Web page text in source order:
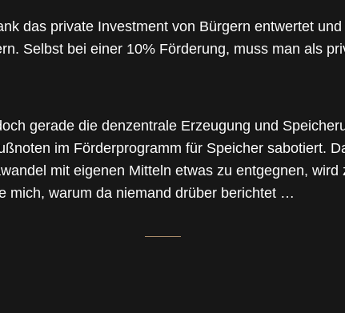
das private Investment von Bürgern entwertet
Selbst bei einer 10% Förderung, muss man als
gerade die denzentrale Erzeugung und
im Förderprogramm für Speicher sabotiert.
mit eigenen Mitteln etwas zu entgegnen,
mich, warum da niemand drüber berichtet …